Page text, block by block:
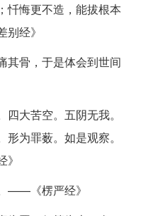
忏悔更不造，能拔根本
经》
其骨，于是体会到世间
大苦空。五阴无我。
为罪薮。如是观察。
——《楞严经》